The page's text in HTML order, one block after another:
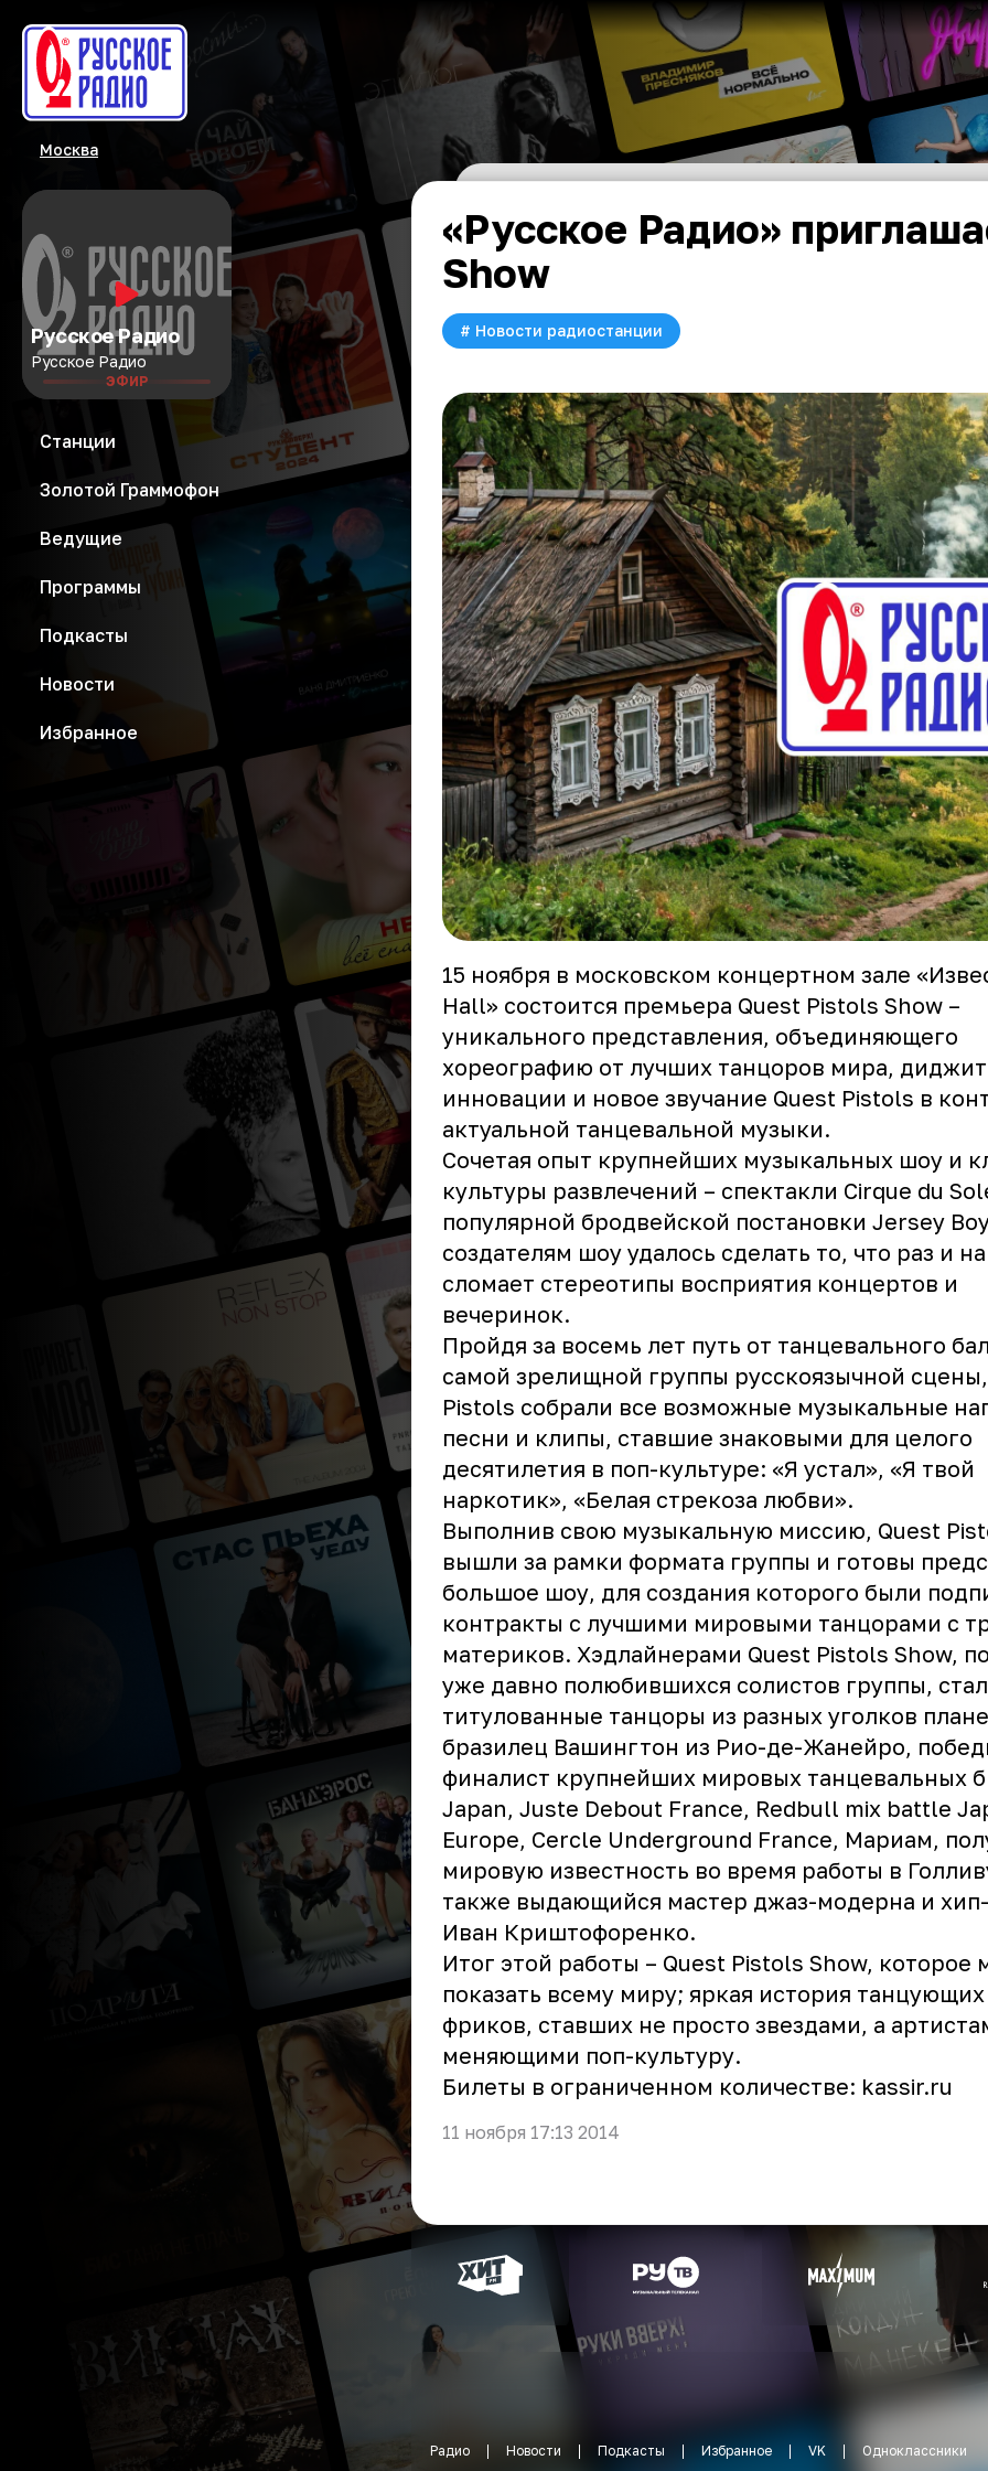
Москва
Русское Радио
Русское Радио
ЭФИР
Станции
Золотой Граммофон
Ведущие
Программы
Подкасты
Новости
Избранное
«Русское Радио»
Show
# Новости радиостанции
15 ноября в московском концертном зале
Hall» состоится премьера Quest Pistols Show –
уникального представления, объединяющего
хореографию от лучших танцоров мира,
инновации и новое звучание Quest Pistols в
актуальной танцевальной музыки.
Сочетая опыт крупнейших музыкальных шоу и
культуры развлечений – спектакли Cirque du
популярной бродвейской постановки Jersey
создателям шоу удалось сделать то, что раз и
сломает стереотипы восприятия концертов и
вечеринок.
Пройдя за восемь лет путь от танцевального
самой зрелищной группы русскоязычной
Pistols собрали все возможные музыкальные
песни и клипы, ставшие знаковыми для целого
десятилетия в поп-культуре: «Я устал», «Я твой
наркотик», «Белая стрекоза любви».
Выполнив свою музыкальную миссию, Quest
вышли за рамки формата группы и готовы
большое шоу, для создания которого были
контракты с лучшими мировыми танцорами с
материков. Хэдлайнерами Quest Pistols Show,
уже давно полюбившихся солистов группы,
титулованные танцоры из разных уголков
бразилец Вашингтон из Рио-де-Жанейро,
финалист крупнейших мировых танцевальных
Japan, Juste Debout France, Redbull mix battle
Europe, Cercle Underground France, Мариам,
мировую известность во время работы в
также выдающийся мастер джаз-модерна и
Иван Криштофоренко.
Итог этой работы – Quest Pistols Show, которое
показать всему миру; яркая история
фриков, ставших не просто звездами, а
меняющими поп-культуру.
Билеты в ограниченном количестве: kassir.ru
11 ноября 17:13 2014
Радио Новости Подкасты Избранное VK Одноклассники